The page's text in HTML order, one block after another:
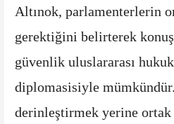
Altınok, parlamenterlerin
gerektiğini belirterek
güvenlik uluslararası
diplomasisiyle
derinleştirmek yerine ortak